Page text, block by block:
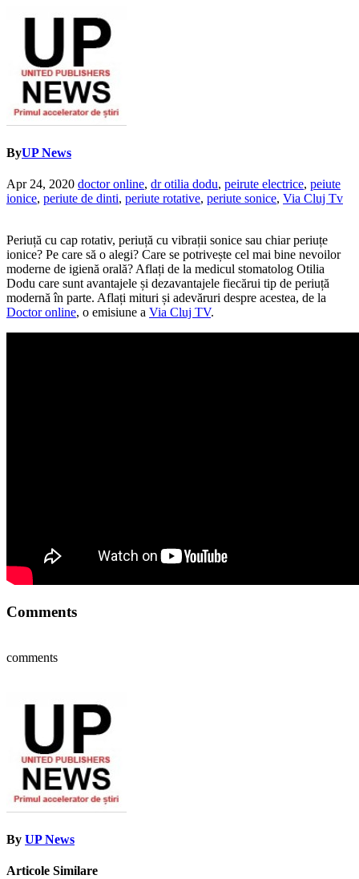
ByUP News
Apr 24, 2020 doctor online, dr otilia dodu, peirute electrice, peiute
ionice, periute de dinti, periute rotative, periute sonice, Via Cluj Tv
Periuță cu cap rotativ, periuță cu vibrații sonice sau chiar periuțe
ionice? Pe care să o alegi? Care se potrivește cel mai bine nevoilor
moderne de igienă orală? Aflați de la medicul stomatolog Otilia
Dodu care sunt avantajele și dezavantajele fiecărui tip de periuță
modernă în parte. Aflați mituri și adevăruri despre acestea, de la
Doctor online, o emisiune a Via Cluj TV.
Comments
comments
By UP News
Articole Similare